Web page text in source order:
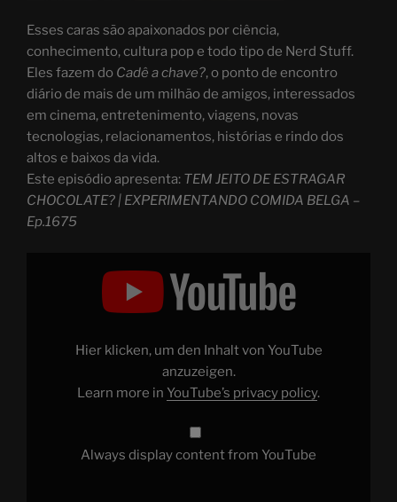
Esses caras são apaixonados por ciência,
conhecimento, cultura pop e todo tipo de Nerd Stuff.
Eles fazem do Cadê a chave?, o ponto de encontro
diário de mais de um milhão de amigos, interessados
em cinema, entretenimento, viagens, novas
tecnologias, relacionamentos, histórias e rindo dos
altos e baixos da vida.
Este episódio apresenta: TEM JEITO DE ESTRAGAR
CHOCOLATE? | EXPERIMENTANDO COMIDA BELGA –
Ep.1675
CHOCOLATE
BARATINHO
YouTubeHier klicken, um den Inhalt von YouTube
anzuzeigen.
Learn more in YouTube’s privacy policy.
Always display content from YouTube